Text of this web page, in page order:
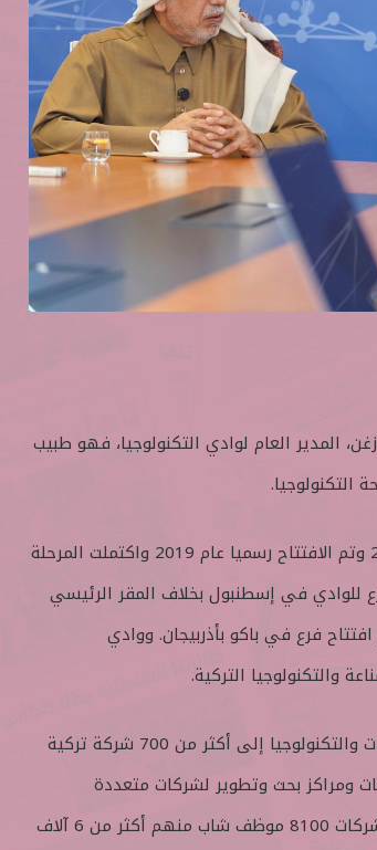
المدير العام لوادي التكنولوجيا، فهو طبيب
التكنولوجيا.
يقول دكتور الأرقم توزغن إننا بدأنا في عام 2015 وتم الافتتاح رسميا عام 2019 واكتملت المرحلة
تم افتتاح أول فرع للوادي في إسطنبول بخلاف المقر الرئيسي
فرع في إزمير 2022، وفي 2023 تم افتتاح فرع في باكو بأذربيجان. ووادي
ووصل عدد الشركات العاملة في وادي المعلومات والتكنولوجيا إلى أكثر من 700 شركة تركية
ومراكز بحث وتطوير لشركات متعددة
الجنسيات وتتنوع الشركات في الوادي وتضم الشركات 8100 موظف شاب منهم أكثر من 6 آلاف